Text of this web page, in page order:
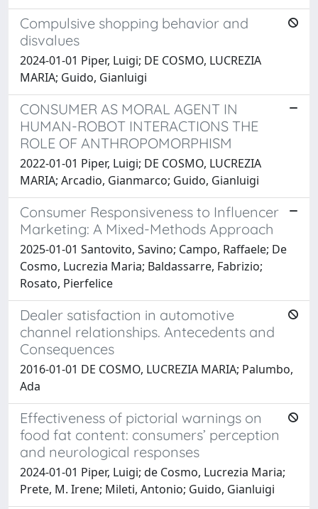
Compulsive shopping behavior and
disvalues
2024-01-01 Piper, Luigi; DE COSMO, LUCREZIA
MARIA; Guido, Gianluigi
CONSUMER AS MORAL AGENT IN
HUMAN-ROBOT INTERACTIONS THE
ROLE OF ANTHROPOMORPHISM
2022-01-01 Piper, Luigi; DE COSMO, LUCREZIA
MARIA; Arcadio, Gianmarco; Guido, Gianluigi
Consumer Responsiveness to Influencer
Marketing: A Mixed-Methods Approach
2025-01-01 Santovito, Savino; Campo, Raffaele; De
Cosmo, Lucrezia Maria; Baldassarre, Fabrizio;
Rosato, Pierfelice
Dealer satisfaction in automotive
channel relationships. Antecedents and
Consequences
2016-01-01 DE COSMO, LUCREZIA MARIA; Palumbo,
Ada
Effectiveness of pictorial warnings on
food fat content: consumers’ perception
and neurological responses
2024-01-01 Piper, Luigi; de Cosmo, Lucrezia Maria;
Prete, M. Irene; Mileti, Antonio; Guido, Gianluigi